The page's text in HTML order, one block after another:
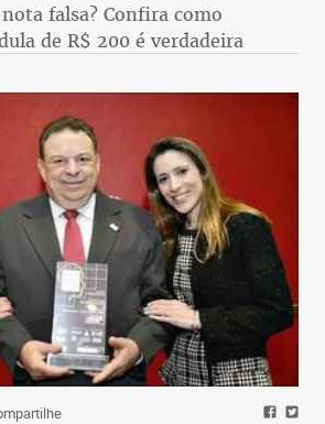
falsa? Confira como
de R$ 200 é verdadeira